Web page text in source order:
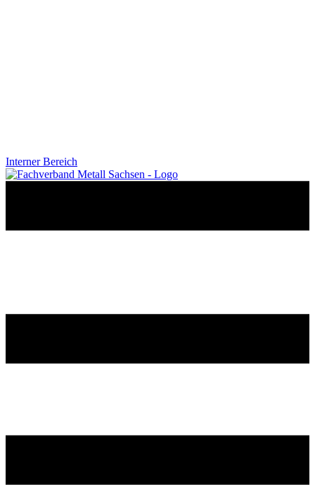
Interner Bereich